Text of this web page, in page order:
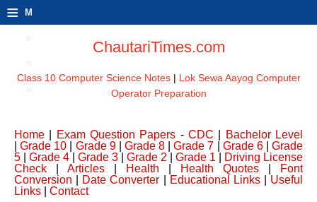
≡ M
ChautariTimes.com
Class 10 Computer Science Notes| Lok Sewa Aayog Computer
Operator Preparation
Home Exam Question Papers -CDC
Bachelor Level
|Grade 10 Grade 9| Grade 8 |Grade 7 Grade 6| Grade
5
Grade 4 Grade 3 Grade 2 Grade 1
Driving License
Check
Articles Health Health Quotes
Font
Conversion
Date Converter Educational Links| Useful
Links
Contact